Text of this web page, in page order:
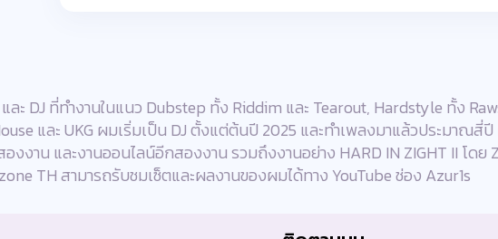
ะ DJ ที่ทำงานในแนว Dubstep ทั้ง Riddim และ Tearout, Hardstyle ทั้ง
และ UKG ผมเริ่มเป็น DJ ตั้งแต่ต้นปี 2025 และทำเพลงมาแล้วประมาณสี่
งาน และงานออนไลน์อีกสองงาน รวมถึงงานอย่าง HARD IN ZIGHT II โดย
TH สามารถรับชมเซ็ตและผลงานของผมได้ทาง YouTube ช่อง Azur1s